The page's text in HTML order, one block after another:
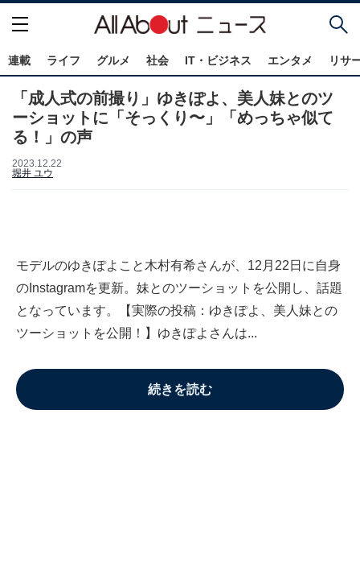
連載 ライフ グルメ 社会 IT・ビジネス エンタメ リサ
「成人式の前撮り」ゆきぽよ、美人妹とのツ
ーショットに「そっくり〜」「めっちゃ似て
る！」の声
2023.12.22
堀井 ユウ
モデルのゆきぽよこと木村有希さんが、12月22日に自身
のInstagramを更新。妹とのツーショットを公開し、話題
となっています。【実際の投稿：ゆきぽよ、美人妹との
ツーショットを公開！】ゆきぽよさんは...
続きを読む